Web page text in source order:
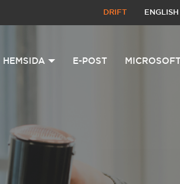
DRIFT ENGLISH
HEMSIDA E-POST